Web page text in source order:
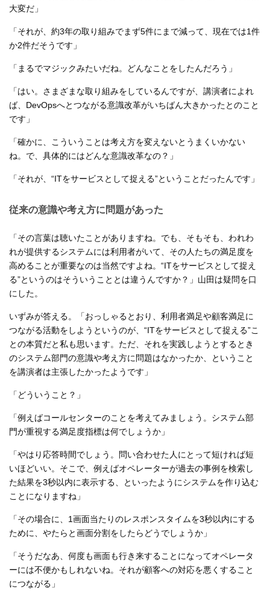
大変だ」
「それが、約3年の取り組みでまず5件にまで減って、現在では1件
か2件だそうです」
「まるでマジックみたいだね。どんなことをしたんだろう」
「はい。さまざまな取り組みをしているんですが、講演者によれ
ば、DevOpsへとつながる意識改革がいちばん大きかったとのこと
です」
「確かに、こういうことは考え方を変えないとうまくいかない
ね。で、具体的にはどんな意識改革なの？」
「それが、“ITをサービスとして捉える”ということだったんです」
従来の意識や考え方に問題があった
「その言葉は聴いたことがありますね。でも、そもそも、われわ
れが提供するシステムには利用者がいて、その人たちの満足度を
高めることが重要なのは当然ですよね。“ITをサービスとして捉え
る”というのはそういうこととは違うんですか？」山田は疑問を口
にした。
いずみが答える。「おっしゃるとおり、利用者満足や顧客満足に
つながる活動をしようというのが、“ITをサービスとして捉える”こ
との本質だと私も思います。ただ、それを実践しようとするとき
のシステム部門の意識や考え方に問題はなかったか、ということ
を講演者は主張したかったようです」
「どういうこと？」
「例えばコールセンターのことを考えてみましょう。システム部
門が重視する満足度指標は何でしょうか」
「やはり応答時間でしょう。問い合わせた人にとって短ければ短
いほどいい。そこで、例えばオペレーターが過去の事例を検索し
た結果を3秒以内に表示する、といったようにシステムを作り込む
ことになりますね」
「その場合に、1画面当たりのレスポンスタイムを3秒以内にする
ために、やたらと画面分割をしたらどうでしょうか」
「そうだなあ、何度も画面も行き来することになってオペレータ
ーには不便かもしれないね。それが顧客への対応を悪くすること
につながる」